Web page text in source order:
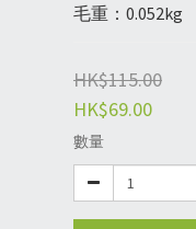
毛重：0.052kg
HK$115.00
HK$69.00
數量